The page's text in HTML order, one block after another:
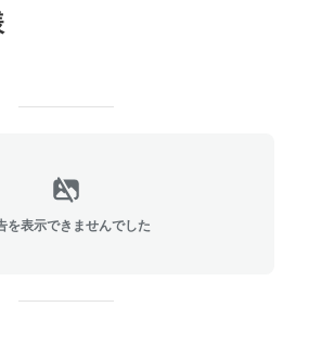
を表示できませんでした